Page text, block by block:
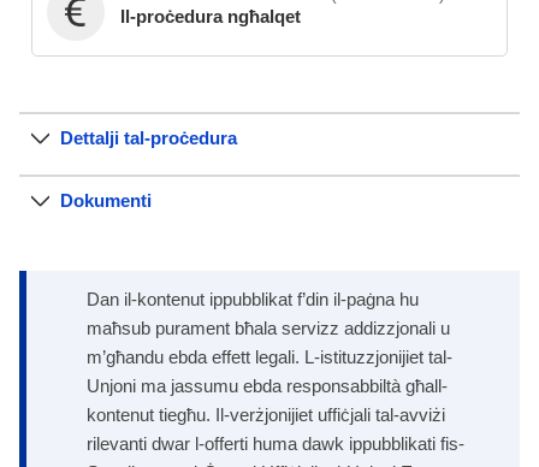
Il-proċedura ngħalqet
Dettalji tal-proċedura
Dokumenti
Dan il-kontenut ippubblikat f’din il-paġna hu
maħsub purament bħala servizz addizzjonali u
m’għandu ebda effett legali. L-istituzzjonijiet tal-
Unjoni ma jassumu ebda responsabbiltà għall-
kontenut tiegħu. Il-verżjonijiet uffiċjali tal-avviżi
rilevanti dwar l-offerti huma dawk ippubblikati fis-